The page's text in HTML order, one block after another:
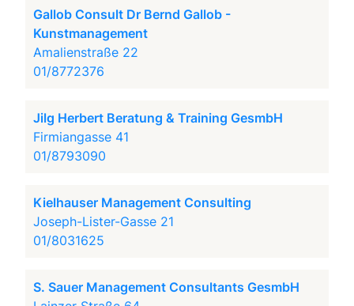
Gallob Consult Dr Bernd Gallob -
Kunstmanagement
Amalienstraße 22
01/8772376
Jilg Herbert Beratung & Training GesmbH
Firmiangasse 41
01/8793090
Kielhauser Management Consulting
Joseph-Lister-Gasse 21
01/8031625
S. Sauer Management Consultants GesmbH